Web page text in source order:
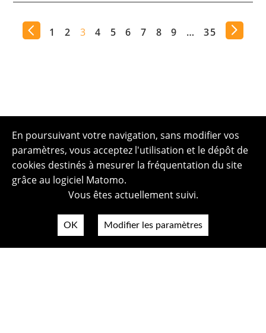
1 2 3 4 5 6 7 8 9 … 35
En poursuivant votre navigation, sans modifier vos
paramètres, vous acceptez l'utilisation et le dépôt de
cookies destinés à mesurer la fréquentation du site
grâce au logiciel Matomo.
Vous êtes actuellement suivi.
OK Modifier les paramètres